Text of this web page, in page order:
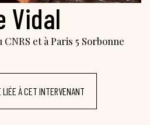
Vidal
et à Paris 5 Sorbonne
LIÉE À CET INTERVENANT